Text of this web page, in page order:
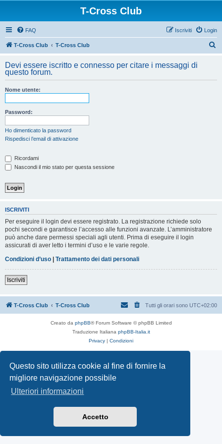
Questo sito utilizza cookie al fine di fornire la
migliore navigazione possibile
Ulteriori informazioni
Accetto
T-Cross Club
FAQ Login
Iscriviti
T-Cross Club T-Cross Club
c
Devi essere iscritto e connesso per citare i messaggi di
questo forum.
Nome utente:
Password:
Ho dimenticato la password
Rispedisci l’email di attivazione
Ricordami
Nascondi il mio stato per questa sessione
ISCRIVITI
Per eseguire il login devi essere registrato. La registrazione richiede solo
pochi secondi e garantisce l’accesso alle funzioni avanzate. L’amministratore
può anche dare permessi speciali agli utenti. Prima di eseguire il login
assicurati di aver letto i termini d’uso e le varie regole.
Condizioni d’uso | Trattamento dei dati personali
Iscriviti
T-Cross Club T-Cross Club Tutti gli orari sono UTC+02:00
Creato da phpBB® Forum Software © phpBB Limited
Traduzione Italiana phpBB-Italia.it
Privacy | Condizioni